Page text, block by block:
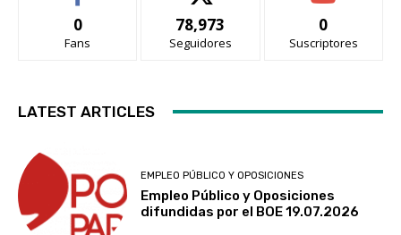
0
Fans
78,973
Seguidores
0
Suscriptores
LATEST ARTICLES
EMPLEO PÚBLICO Y OPOSICIONES
Empleo Público y Oposiciones
difundidas por el BOE 19.07.2026